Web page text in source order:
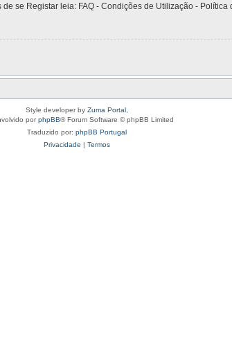
se Registar leia: FAQ - Condições de Utilização -
Style developer by Zuma Portal
porphpBB® Forum Software © phpBB Limited
Traduzido por: phpBB Portugal
Privacidade | Termos